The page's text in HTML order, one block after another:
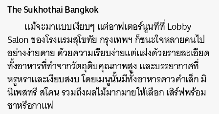
The Sukhothai Bangkok
แม้จะมาแบบเงียบๆ แต่อาฟเตอร์นูนทีที่ Lobby
Salon ของโรงแรมสุโขทัย กรุงเทพฯ ก็ชนะใจหลายคนไป
อย่างง่ายดาย ด้วยความเรียบง่ายแต่แฝงด้วยรายละเอียด
ทั้งอาหารที่ทำจากวัตถุดิบคุณภาพสูง และบรรยากาศที่
หรูหราและเงียบสงบ โดยเมนูนั้นมีทั้งอาหารคาวคำเล็ก มิ
นิเพสทรี สโคน รวมถึงผลไม้มากมายให้เลือก เสิร์ฟพร้อม
ชาหรือกาแฟ